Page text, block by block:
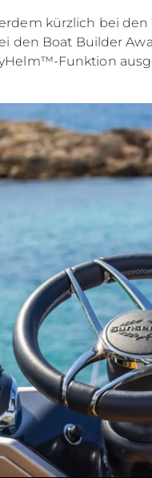
kürzlich bei
den Boat Builder
Funktion